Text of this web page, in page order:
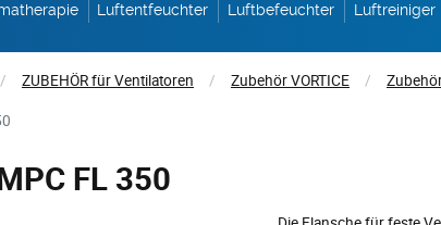
Luftentfeuchter Luftbefeuchter Luftreiniger
/ ZUBEHÖR für Ventilatoren / Zubehör VORTICE /
FL 350